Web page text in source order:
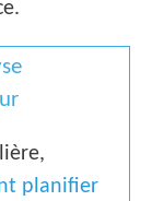
planifier